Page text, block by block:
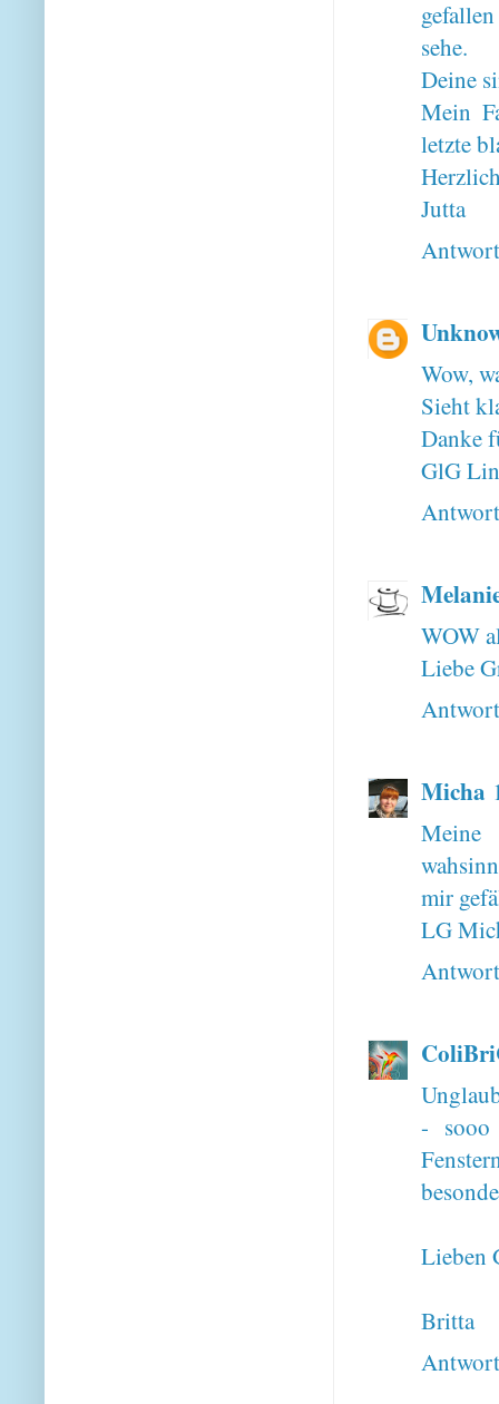
sehe.
Deine
Mein
letzte
Jutta
Wow,
Sieht
Danke
GlG
WOW
Liebe
Micha
Meine
mir
LG
- sooo
Lieben
Britta